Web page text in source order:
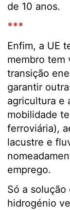
de 10 anos.
***
Enfim, a UE
membro tem
transição
garantir
agricultura e
mobilidade
ferroviária),
lacustre e
emprego.
Só a
hidrogénio